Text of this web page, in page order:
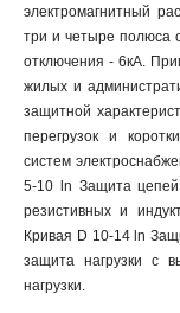
электромагнитный
три и четыре полюса
отключения - 6кА.
жилых и
защитной
перегрузок и
систем
5-10 ln Защита цепей
резистивных и
Кривая D 10-14 ln
защита нагрузки с
нагрузки.